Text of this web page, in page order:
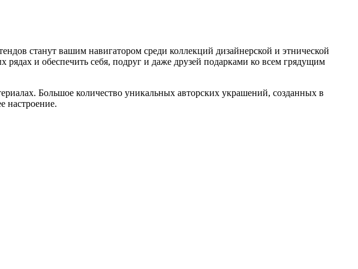
станут вашим навигатором среди коллекций дизайнерской и этнической
и обеспечить себя, подруг и даже друзей подарками ко всем грядущим
Большое количество уникальных авторских украшений, созданных в
настроение.